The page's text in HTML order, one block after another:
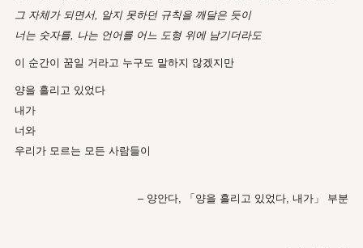
그 자체가 되면서, 알지 못하던 규칙을 깨달은 듯이
너는 숫자를, 나는 언어를 어느 도형 위에 남기더라도
이 순간이 꿈일 거라고 누구도 말하지 않겠지만
양을 흘리고 있었다
내가
너와
우리가 모르는 모든 사람들이
– 양안다, 「양을 흘리고 있었다, 내가」 부분